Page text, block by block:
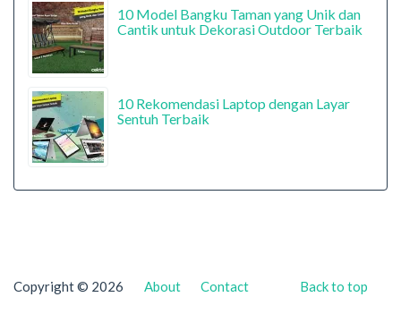
10 Model Bangku Taman yang Unik dan
Cantik untuk Dekorasi Outdoor Terbaik
10 Rekomendasi Laptop dengan Layar
Sentuh Terbaik
Back to top
Copyright © 2026 About Contact